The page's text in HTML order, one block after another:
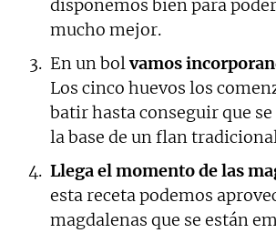
disponemos bien para
mucho mejor.
En un bolvamos
Los cinco huevos los
batir hasta conseguir que
la base de un flan
Llega el momento de las
esta receta podemos
magdalenas que se están